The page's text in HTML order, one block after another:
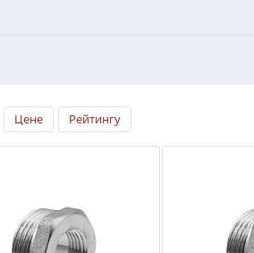
Цене Рейтингу